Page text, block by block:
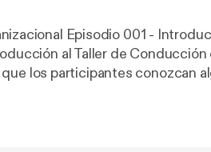
al Taller
al Taller de Conducción